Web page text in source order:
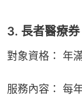
3. 長者醫療券
對象資格： 年
服務內容： 每